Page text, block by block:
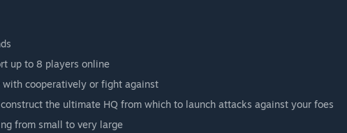
up to 8 players online
cooperatively or fight against
the ultimate HQ from which to launch attacks against your foes
from small to very large